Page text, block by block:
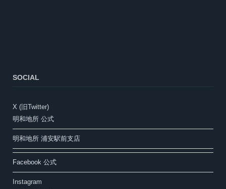
SOCIAL
X (旧Twitter)
明和地所 公式
明和地所 浦安駅前支店
Facebook 公式
Instagram